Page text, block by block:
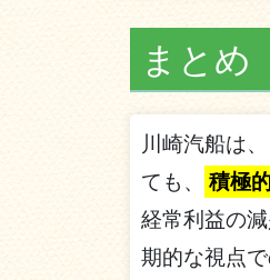
まとめ
川崎汽船は
ても、
積極
経常利益の
期的な視点